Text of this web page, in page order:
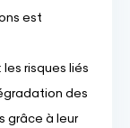
est
: les risques liés
des
grâce à leur